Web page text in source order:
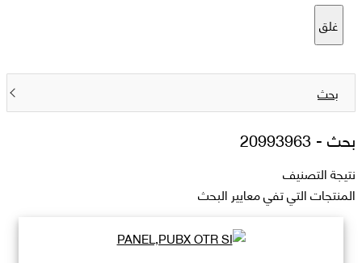
غلق
بحث
بحث -20993963
نتيجة التصنيف
المنتجات التي تفي معايير البحث